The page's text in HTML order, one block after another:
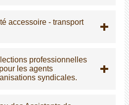
accessoire - transport
professionnelles
les agents
syndicales.